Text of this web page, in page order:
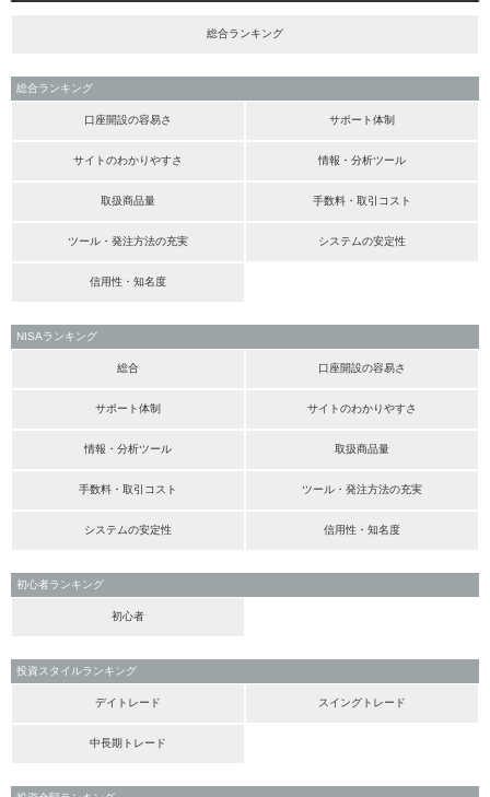
総合ランキング
総合ランキング
口座開設の容易さ サポート体制
サイトのわかりやすさ 情報・分析ツール
取扱商品量 手数料・取引コスト
ツール・発注方法の充実 システムの安定性
信用性・知名度
NISAランキング
総合 口座開設の容易さ
サポート体制 サイトのわかりやすさ
情報・分析ツール 取扱商品量
手数料・取引コスト ツール・発注方法の充実
システムの安定性 信用性・知名度
初心者ランキング
初心者
投資スタイルランキング
デイトレード スイングトレード
中長期トレード